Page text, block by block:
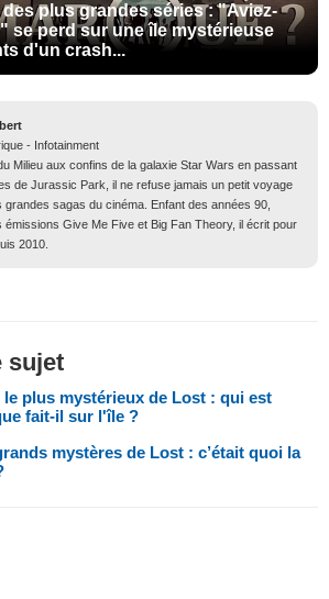
plus grandes séries : "Aviez-
se perd sur une île mystérieuse
d'un crash...
- Infotainment
Milieu aux confins de la galaxie Star Wars en passant
de Jurassic Park, il ne refuse jamais un petit voyage
grandes sagas du cinéma. Enfant des années 90,
émissions Give Me Five et Big Fan Theory, il écrit pour
2010.
sujet
plus mystérieux de Lost : qui est
fait-il sur l'île ?
mystères de Lost : c’était quoi la